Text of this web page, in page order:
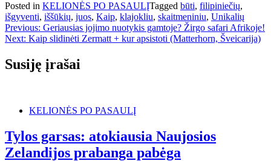
Posted in KELIONĖS PO PASAULĮTagged būti, filipiniečių,
išgyventi, iššūkių, juos, Kaip, klajokliu, skaitmeniniu, Unikalių
Navigacija
tarp
įrašų
Previous: Geriausias jojimo nuotykis gamtoje? Žirgo safari Afrikoje!
Next: Kaip slidinėti Zermatt + kur apsistoti (Matterhorn, Šveicarija)
Susiję įrašai
KELIONĖS PO PASAULĮ
Tylos garsas: atokiausia Naujosios
Zelandijos prabanga pabėga